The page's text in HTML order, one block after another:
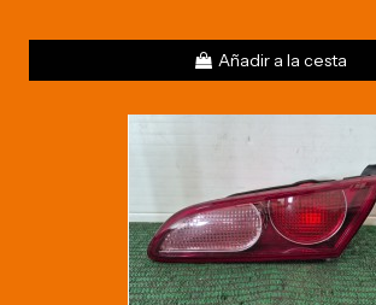
Añadir a la cesta